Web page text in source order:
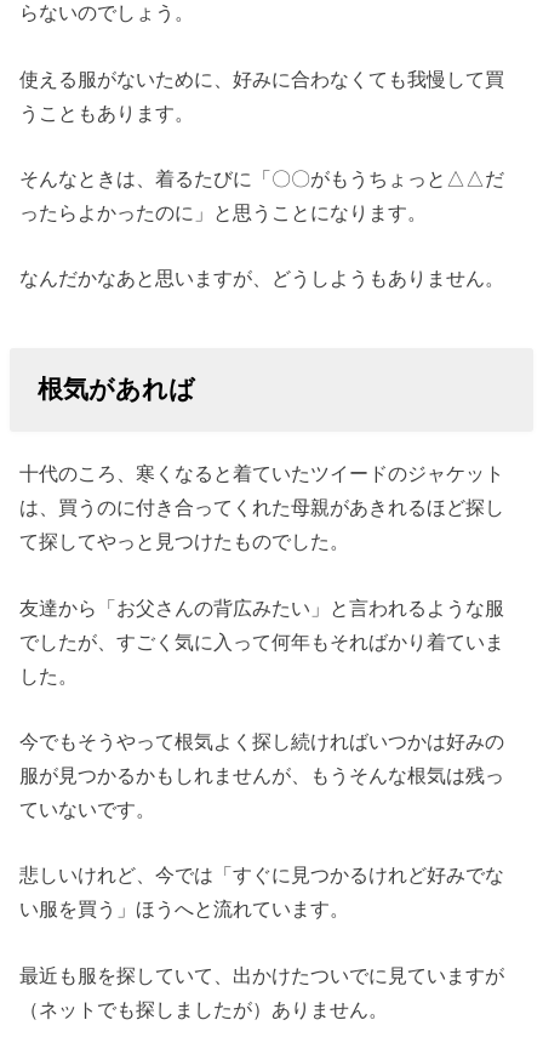
らないのでしょう。
使える服がないために、好みに合わなくても我慢して買
うこともあります。
そんなときは、着るたびに「〇〇がもうちょっと△△だ
ったらよかったのに」と思うことになります。
なんだかなあと思いますが、どうしようもありません。
根気があれば
十代のころ、寒くなると着ていたツイードのジャケット
は、買うのに付き合ってくれた母親があきれるほど探し
て探してやっと見つけたものでした。
友達から「お父さんの背広みたい」と言われるような服
でしたが、すごく気に入って何年もそればかり着ていま
した。
今でもそうやって根気よく探し続ければいつかは好みの
服が見つかるかもしれませんが、もうそんな根気は残っ
ていないです。
悲しいけれど、今では「すぐに見つかるけれど好みでな
い服を買う」ほうへと流れています。
最近も服を探していて、出かけたついでに見ていますが
（ネットでも探しましたが）ありません。